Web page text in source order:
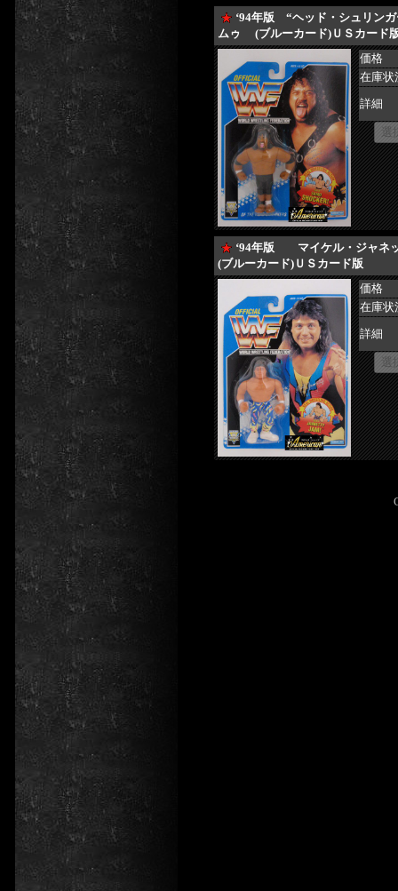
‘94年版 “ヘッド・シュリ
ムゥ (ブルーカード)ＵＳカード
価格
在庫状
詳細
‘94年版 マイケル・ジャネ
(ブルーカード)ＵＳカード版
価格
在庫状
詳細